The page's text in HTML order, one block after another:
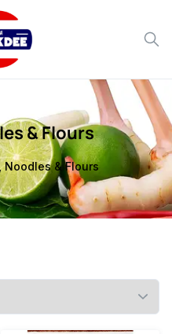
& Flours
Noodles & Flours